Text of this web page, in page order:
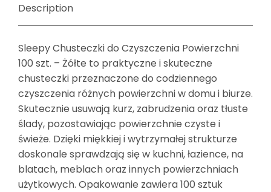
Description
Sleepy Chusteczki do Czyszczenia Powierzchni
100 szt. – Żółte to praktyczne i skuteczne
chusteczki przeznaczone do codziennego
czyszczenia różnych powierzchni w domu i biurze.
Skutecznie usuwają kurz, zabrudzenia oraz tłuste
ślady, pozostawiając powierzchnie czyste i
świeże. Dzięki miękkiej i wytrzymałej strukturze
doskonale sprawdzają się w kuchni, łazience, na
blatach, meblach oraz innych powierzchniach
użytkowych. Opakowanie zawiera 100 sztuk